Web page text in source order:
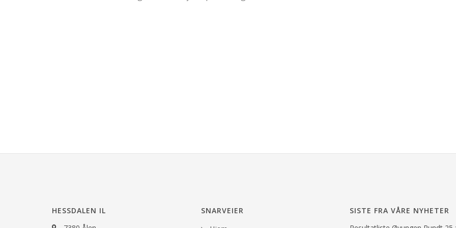
HESSDALEN IL
SNARVEIER
SISTE FRA VÅRE NYHETER